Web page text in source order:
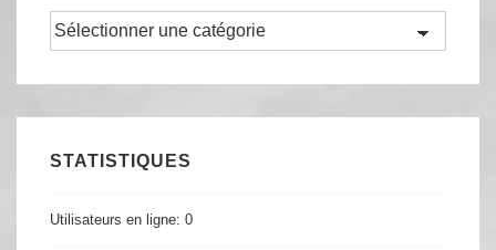
Parcourir
STATISTIQUES
Utilisateurs en ligne: 0